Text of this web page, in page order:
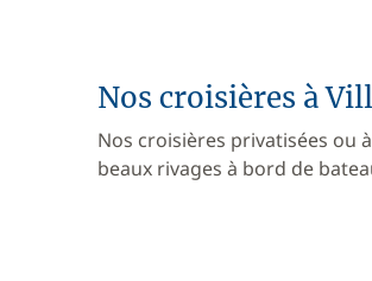
Nos croisières à
Nos croisières privatisées ou
beaux rivages à bord de